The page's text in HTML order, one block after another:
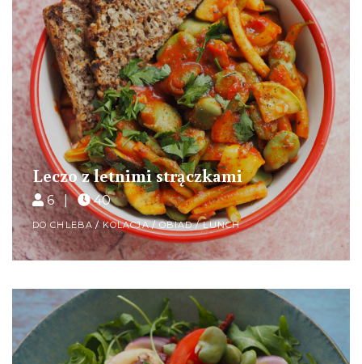
Leczo z letnimi strączkami
6 | 40
DO CHLEBA/KOLACJA/OBIAD / LUNCH